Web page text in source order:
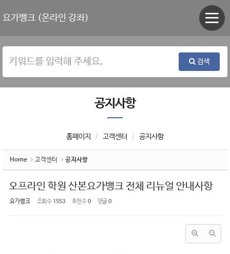
요가뱅크 (온라인 강좌)
검색
공지사항
홈페이지 고객센터 공지사항
Home 고객센터 공지사항
오프라인 학원 산본요가뱅크 전체 리뉴얼 안내사항
요가뱅크 조회 수 1553 추천 수0 댓글0